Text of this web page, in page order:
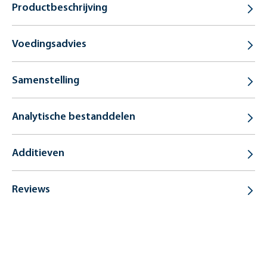
Productbeschrijving
Voedingsadvies
Samenstelling
Analytische bestanddelen
Additieven
Reviews